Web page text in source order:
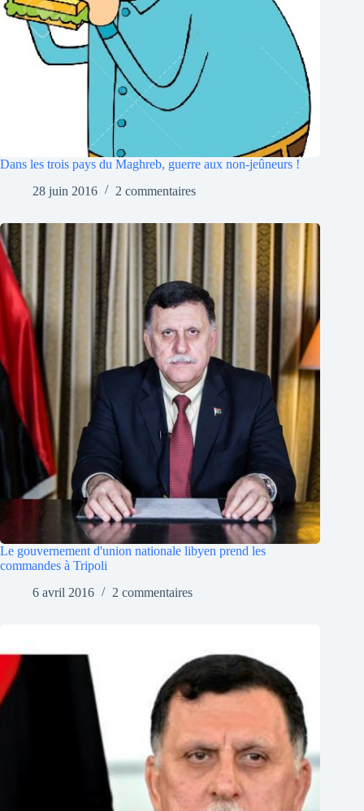
Dans les trois pays du Maghreb, guerre aux non-jeûneurs !
28 juin 2016
2 commentaires
Le gouvernement d'union nationale libyen prend les
commandes à Tripoli
6 avril 2016
2 commentaires